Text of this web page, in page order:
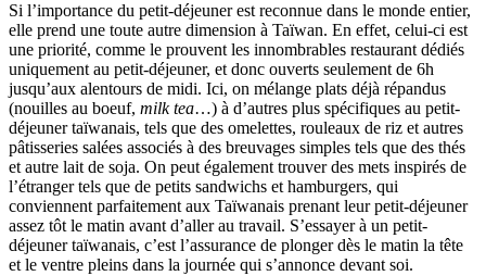
Si l’importance du petit-déjeuner est reconnue dans le monde entier,
elle prend une toute autre dimension à Taïwan. En effet, celui-ci est
une priorité, comme le prouvent les innombrables restaurant dédiés
uniquement au petit-déjeuner, et donc ouverts seulement de 6h
jusqu’aux alentours de midi. Ici, on mélange plats déjà répandus
(nouilles au boeuf, milk tea…) à d’autres plus spécifiques au petit-
déjeuner taïwanais, tels que des omelettes, rouleaux de riz et autres
pâtisseries salées associés à des breuvages simples tels que des thés
et autre lait de soja. On peut également trouver des mets inspirés de
l’étranger tels que de petits sandwichs et hamburgers, qui
conviennent parfaitement aux Taïwanais prenant leur petit-déjeuner
assez tôt le matin avant d’aller au travail. S’essayer à un petit-
déjeuner taïwanais, c’est l’assurance de plonger dès le matin la tête
et le ventre pleins dans la journée qui s’annonce devant soi.